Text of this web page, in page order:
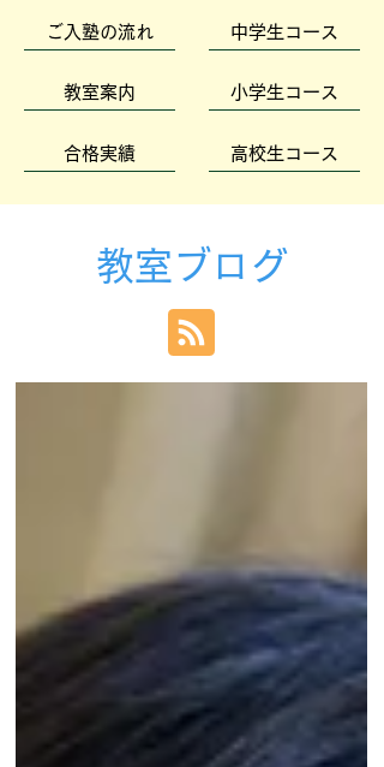
ご入塾の流れ
教室案内
合格実績
中学生コース
小学生コース
高校生コース
教室ブログ